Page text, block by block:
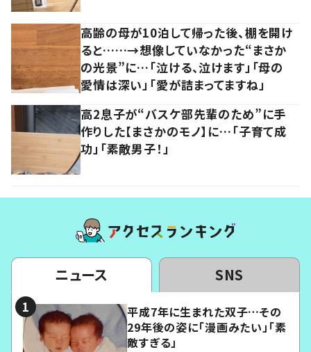
高齢の母が10泊して帰った後、棚を開け
ると……→想像していなかった“まさか
の光景”に…「泣ける、泣けます」「母の
愛情は深い」「愛が詰まってますね」
高2息子が“バスケ部先輩のため”に手
作りした【まさかのモノ】に…「子育て成
功」「素敵男子！」
ニュース SNS
平成7年に生まれた双子…その
29年後の姿に「漫画みたい」「素
敵すぎる」